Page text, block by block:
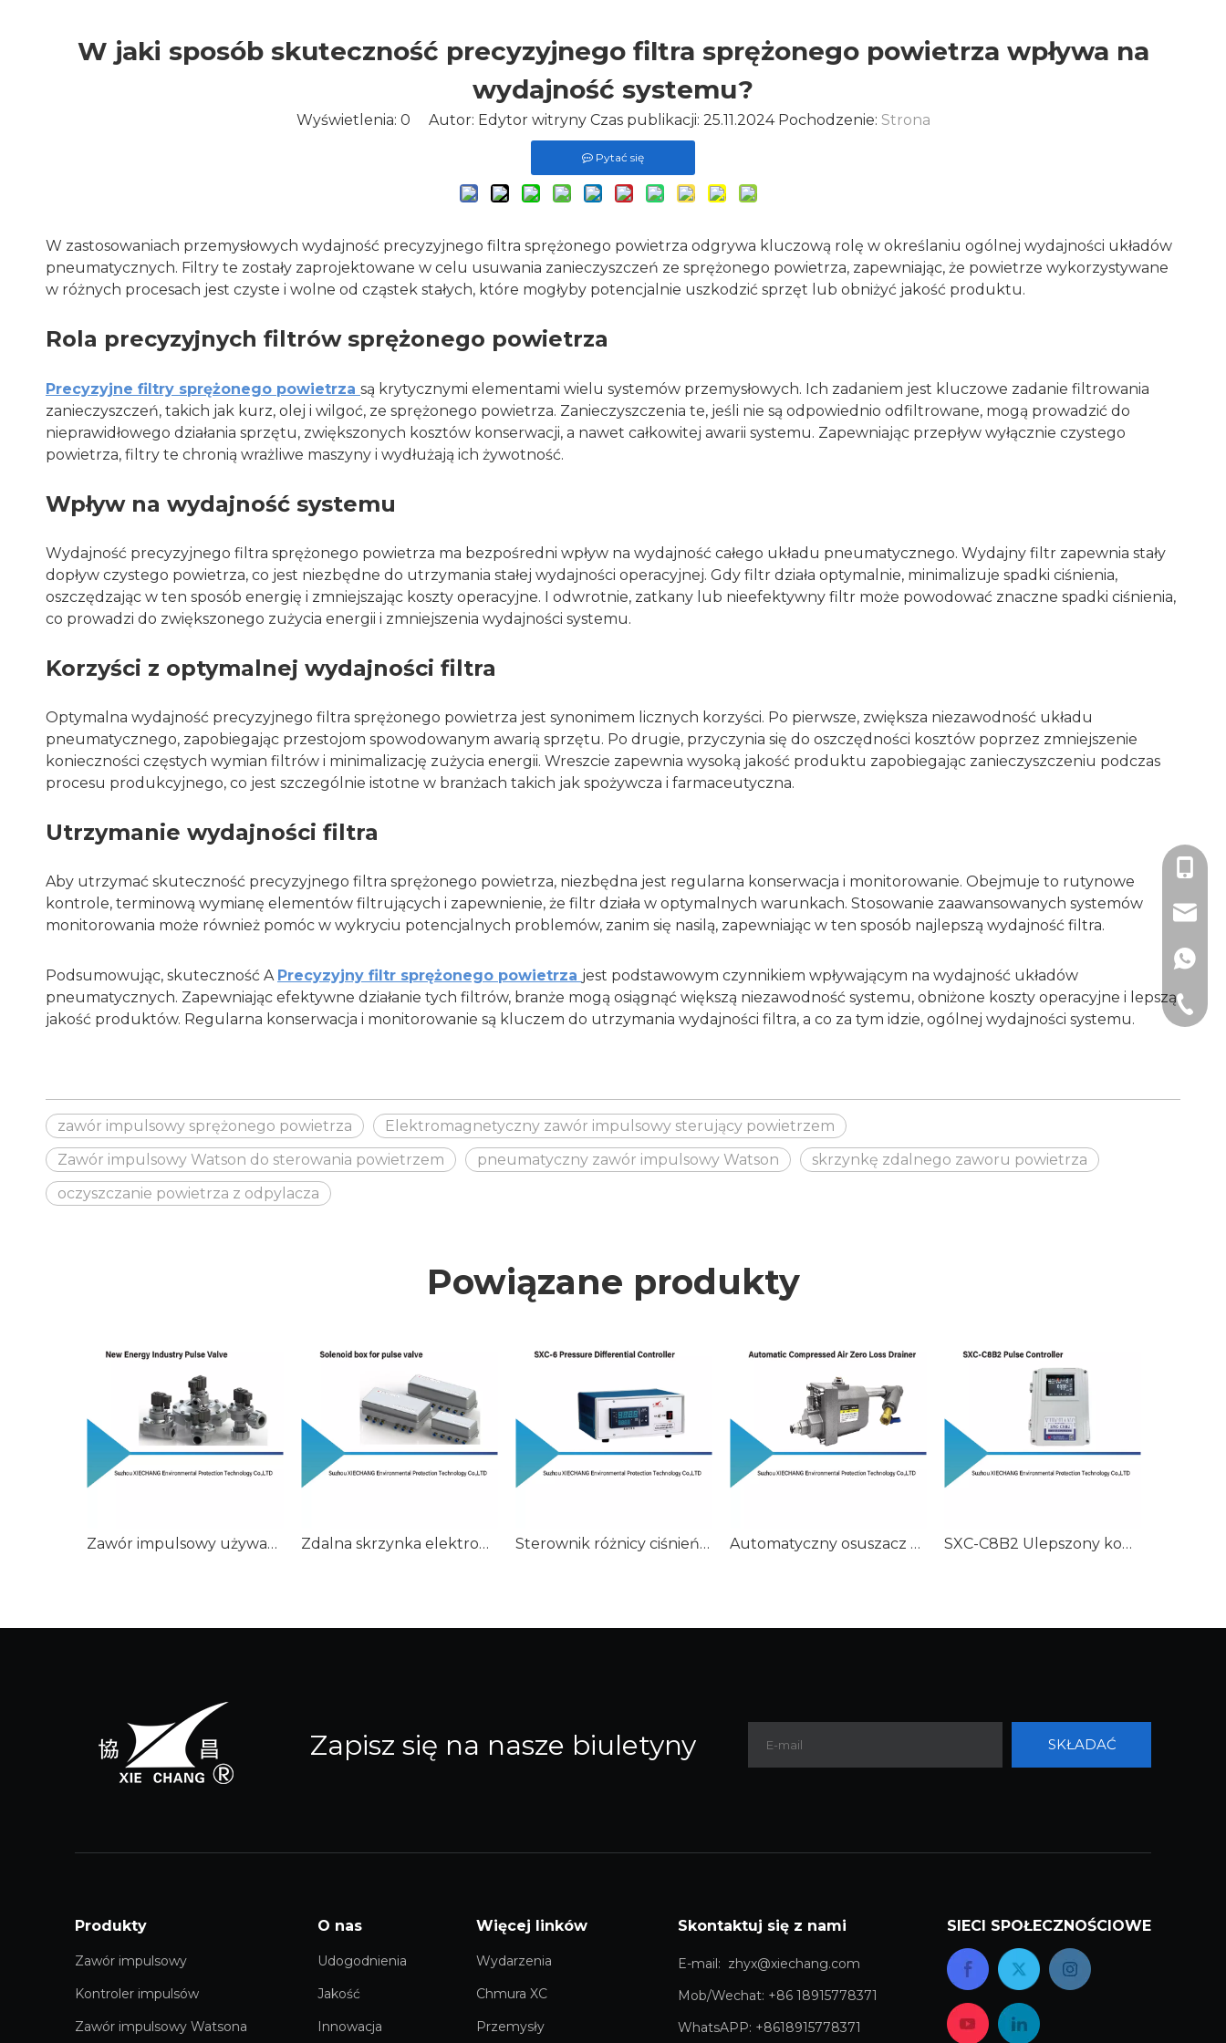
W jaki sposób skuteczność precyzyjnego filtra sprężonego powietrza wpływa na
wydajność systemu?
Wyświetlenia: 0 Autor: Edytor witryny Czas publikacji: 25.11.2024 Pochodzenie: Strona
Pytać się
W zastosowaniach przemysłowych wydajność precyzyjnego filtra sprężonego powietrza odgrywa kluczową rolę w określaniu ogólnej wydajności układów
pneumatycznych. Filtry te zostały zaprojektowane w celu usuwania zanieczyszczeń ze sprężonego powietrza, zapewniając, że powietrze wykorzystywane
w różnych procesach jest czyste i wolne od cząstek stałych, które mogłyby potencjalnie uszkodzić sprzęt lub obniżyć jakość produktu.
Rola precyzyjnych filtrów sprężonego powietrza
Precyzyjne filtry sprężonego powietrza są krytycznymi elementami wielu systemów przemysłowych. Ich zadaniem jest kluczowe zadanie filtrowania
zanieczyszczeń, takich jak kurz, olej i wilgoć, ze sprężonego powietrza. Zanieczyszczenia te, jeśli nie są odpowiednio odfiltrowane, mogą prowadzić do
nieprawidłowego działania sprzętu, zwiększonych kosztów konserwacji, a nawet całkowitej awarii systemu. Zapewniając przepływ wyłącznie czystego
powietrza, filtry te chronią wrażliwe maszyny i wydłużają ich żywotność.
Wpływ na wydajność systemu
Wydajność precyzyjnego filtra sprężonego powietrza ma bezpośredni wpływ na wydajność całego układu pneumatycznego. Wydajny filtr zapewnia stały
dopływ czystego powietrza, co jest niezbędne do utrzymania stałej wydajności operacyjnej. Gdy filtr działa optymalnie, minimalizuje spadki ciśnienia,
oszczędzając w ten sposób energię i zmniejszając koszty operacyjne. I odwrotnie, zatkany lub nieefektywny filtr może powodować znaczne spadki ciśnienia,
co prowadzi do zwiększonego zużycia energii i zmniejszenia wydajności systemu.
Korzyści z optymalnej wydajności filtra
Optymalna wydajność precyzyjnego filtra sprężonego powietrza jest synonimem licznych korzyści. Po pierwsze, zwiększa niezawodność układu
pneumatycznego, zapobiegając przestojom spowodowanym awarią sprzętu. Po drugie, przyczynia się do oszczędności kosztów poprzez zmniejszenie
konieczności częstych wymian filtrów i minimalizację zużycia energii. Wreszcie zapewnia wysoką jakość produktu zapobiegając zanieczyszczeniu podczas
procesu produkcyjnego, co jest szczególnie istotne w branżach takich jak spożywcza i farmaceutyczna.
Utrzymanie wydajności filtra
Aby utrzymać skuteczność precyzyjnego filtra sprężonego powietrza, niezbędna jest regularna konserwacja i monitorowanie. Obejmuje to rutynowe
kontrole, terminową wymianę elementów filtrujących i zapewnienie, że filtr działa w optymalnych warunkach. Stosowanie zaawansowanych systemów
monitorowania może również pomóc w wykryciu potencjalnych problemów, zanim się nasilą, zapewniając w ten sposób najlepszą wydajność filtra.
Podsumowując, skuteczność A Precyzyjny filtr sprężonego powietrza jest podstawowym czynnikiem wpływającym na wydajność układów
pneumatycznych. Zapewniając efektywne działanie tych filtrów, branże mogą osiągnąć większą niezawodność systemu, obniżone koszty operacyjne i lepszą
jakość produktów. Regularna konserwacja i monitorowanie są kluczem do utrzymania wydajności filtra, a co za tym idzie, ogólnej wydajności systemu.
zawór impulsowy sprężonego powietrza
Elektromagnetyczny zawór impulsowy sterujący powietrzem
Zawór impulsowy Watson do sterowania powietrzem
pneumatyczny zawór impulsowy Watson
skrzynkę zdalnego zaworu powietrza
oczyszczanie powietrza z odpylacza
Powiązane produkty
Zawór impulsowy używany w nowym przemyśle energetycznym Zdalna skrzynka elektromagnetyczna dla zaworu impulsowego Sterownik różnicy ciśnień SXC-6 Automatyczny osuszacz zerowych strat sprężonego powietrza SXC-C8B2 Ulepszony kontroler impulsów z Delta P
+86
+86
+86-
Zapisz się na nasze biuletyny SKŁADAĆ
Produkty
Zawór impulsowy
Kontroler impulsów
Zawór impulsowy Watsona
O nas
Udogodnienia
Jakość
Innowacja
Więcej linków
Wydarzenia
Chmura XC
Przemysły
Skontaktuj się z nami
E-mail: zhyx@xiechang.com
Mob/Wechat: +86 18915778371
WhatsAPP: +8618915778371
SIECI SPOŁECZNOŚCIOWE